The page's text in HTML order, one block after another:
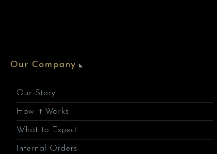
Our Company
Our Story
How it Works
What to Expect
Internal Orders